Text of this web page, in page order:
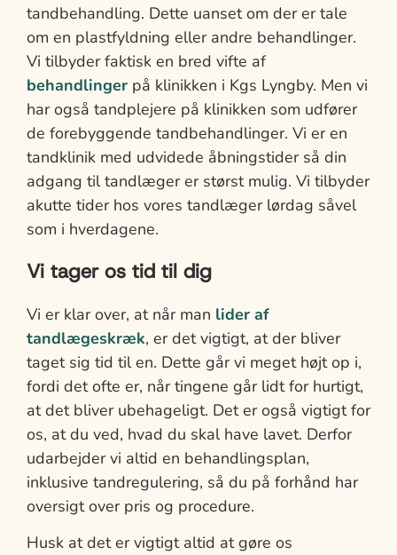
tandbehandling. Dette uanset om der er tale
om en plastfyldning eller andre behandlinger.
Vi tilbyder faktisk en bred vifte af
behandlinger på klinikken i Kgs Lyngby. Men vi
har også tandplejere på klinikken som udfører
de forebyggende tandbehandlinger. Vi er en
tandklinik med udvidede åbningstider så din
adgang til tandlæger er størst mulig. Vi tilbyder
akutte tider hos vores tandlæger lørdag såvel
som i hverdagene.
Vi tager os tid til dig
Vi er klar over, at når man lider af
tandlægeskræk, er det vigtigt, at der bliver
taget sig tid til en. Dette går vi meget højt op i,
fordi det ofte er, når tingene går lidt for hurtigt,
at det bliver ubehageligt. Det er også vigtigt for
os, at du ved, hvad du skal have lavet. Derfor
udarbejder vi altid en behandlingsplan,
inklusive tandregulering, så du på forhånd har
oversigt over pris og procedure.
Husk at det er vigtigt altid at gøre os